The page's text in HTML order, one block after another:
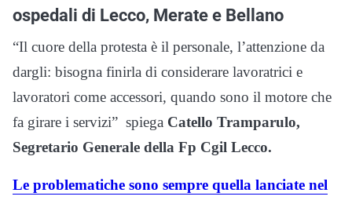
ospedali di Lecco, Merate e Bellano
“Il cuore della protesta è il personale, l’attenzione da
dargli: bisogna finirla di considerare lavoratrici e
lavoratori come accessori, quando sono il motore che
fa girare i servizi” spiega Catello Tramparulo,
Segretario Generale della Fp Cgil Lecco.
Le problematiche sono sempre quella lanciate nel